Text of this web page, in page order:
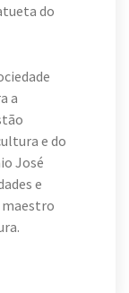
do
a
e do
José
e